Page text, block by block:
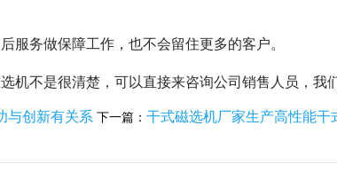
服务做保障工作，也不会留住更多的客户。
机不是很清楚，可以直接来咨询公司销售人员，我
与创新有关系 下一篇： 干式磁选机厂家生产高性能干